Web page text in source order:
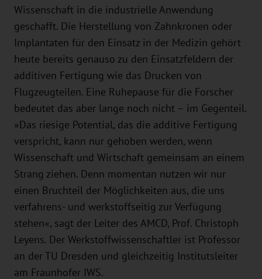
Wissenschaft in die industrielle Anwendung
geschafft. Die Herstellung von Zahnkronen oder
Implantaten für den Einsatz in der Medizin gehört
heute bereits genauso zu den Einsatzfeldern der
additiven Fertigung wie das Drucken von
Flugzeugteilen. Eine Ruhepause für die Forscher
bedeutet das aber lange noch nicht – im Gegenteil.
»Das riesige Potential, das die additive Fertigung
verspricht, kann nur gehoben werden, wenn
Wissenschaft und Wirtschaft gemeinsam an einem
Strang ziehen. Denn momentan nutzen wir nur
einen Bruchteil der Möglichkeiten aus, die uns
verfahrens- und werkstoffseitig zur Verfügung
stehen«, sagt der Leiter des AMCD, Prof. Christoph
Leyens. Der Werkstoffwissenschaftler ist Professor
an der TU Dresden und gleichzeitig Institutsleiter
am Fraunhofer IWS.